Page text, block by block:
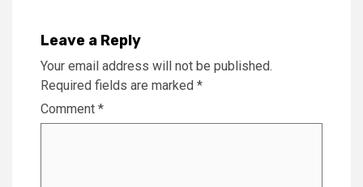
Leave a Reply
Your email address will not be published.
Required fields are marked *
Comment *